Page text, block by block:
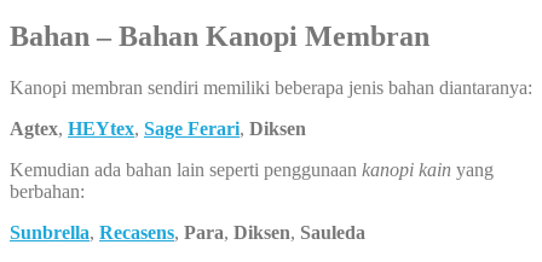
Bahan – Bahan Kanopi Membran
Kanopi membran sendiri memiliki beberapa jenis bahan diantaranya:
Agtex, HEYtex, Sage Ferari, Diksen
Kemudian ada bahan lain seperti penggunaan kanopi kain yang
berbahan:
Sunbrella, Recasens, Para, Diksen, Sauleda